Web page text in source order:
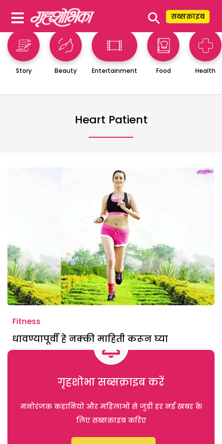
⚲ सब्सक्राइब
Story Beauty Entertainment Food Health
Heart Patient
Fitness
धावण्यापूर्वी हे नक्की माहिती करून घ्या
गृहशोभा सब्सक्राइब करें
मनोरंजक कहानियों और महिलाओं से जुड़ी हर नई खबर के
लिए सब्सक्राइब करिए